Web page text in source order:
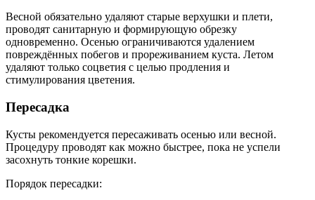
Весной обязательно удаляют старые верхушки и плети,
проводят санитарную и формирующую обрезку
одновременно. Осенью ограничиваются удалением
повреждённых побегов и прореживанием куста. Летом
удаляют только соцветия с целью продления и
стимулирования цветения.
Пересадка
Кусты рекомендуется пересаживать осенью или весной.
Процедуру проводят как можно быстрее, пока не успели
засохнуть тонкие корешки.
Порядок пересадки: